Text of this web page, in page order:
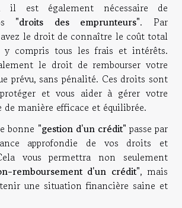
il est également nécessaire de
"droits des emprunteurs". Par
avez le droit de connaître le coût total
y compris tous les frais et intérêts.
le droit de rembourser votre
prévu, sans pénalité. Ces droits sont
et vous aider à gérer votre
de manière efficace et équilibrée.
bonne "gestion d'un crédit" passe par
approfondie de vos droits et
vous permettra non seulement
remboursement d'un crédit", mais
une situation financière saine et